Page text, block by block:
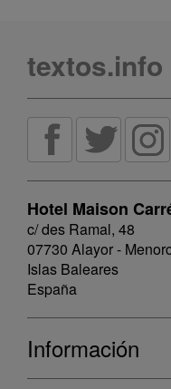
textos.info
Hotel Maison
c/ des Ramal, 48
07730 Alayor -
Islas Baleares
España
Información